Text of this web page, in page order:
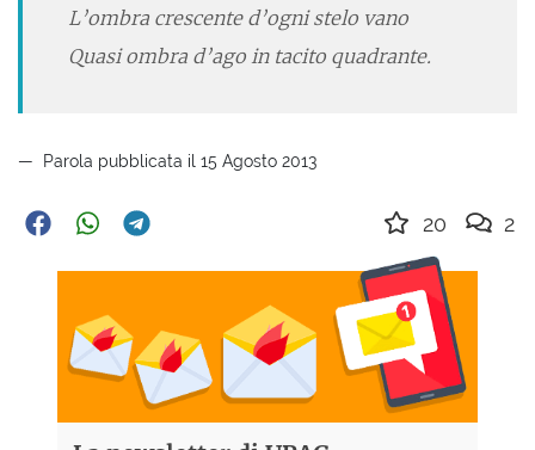
L’ombra crescente d’ogni stelo vano
Quasi ombra d’ago in tacito quadrante.
Parola pubblicata il 15 Agosto 2013
20 2